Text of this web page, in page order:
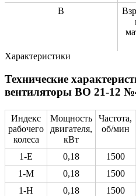
В
Характеристики
Технические
вентиляторы ВО 21-12
Индекс
рабочего
колеса
Мощность
двигателя,
кВт
Частота,
об/мин
1-Е 0,18 1500
1-М
0,18 1500
1-Н
0,18 1500